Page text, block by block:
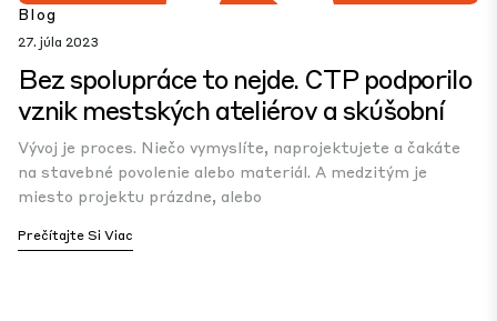
Blog
27. júla 2023
Bez spolupráce to nejde. CTP podporilo
vznik mestských ateliérov a skúšobní
Vývoj je proces. Niečo vymyslíte, naprojektujete a čakáte
na stavebné povolenie alebo materiál. A medzitým je
miesto projektu prázdne, alebo
Prečítajte Si Viac